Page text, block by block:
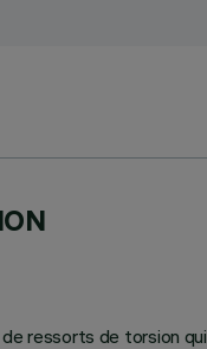
de ressorts de torsion